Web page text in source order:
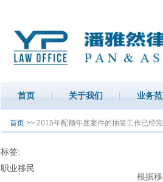
首页 关于我们 业务范
你在这里
首页 >> 2015年配额年度案件的抽签工作已经
标签:
职业移民
根据移民